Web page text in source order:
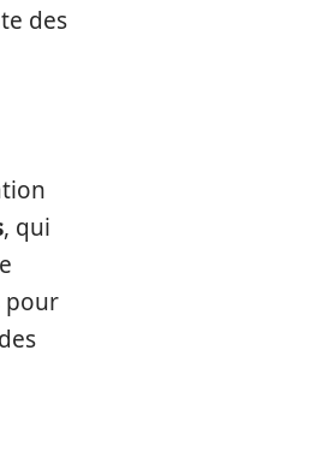
des
, qui
pour